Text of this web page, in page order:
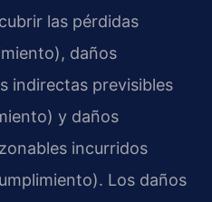
las pérdidas
daños
indirectas previsibles
y daños
incurridos
Los daños